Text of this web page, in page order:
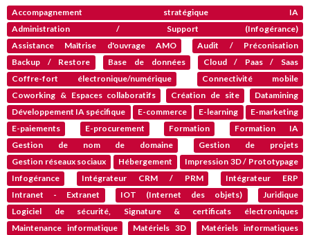
Accompagnement stratégique IA
Administration / Support (Infogérance)
Assistance Maîtrise d'ouvrage AMO
Audit / Préconisation
Backup / Restore
Base de données
Cloud / Paas / Saas
Coffre-fort électronique/numérique
Connectivité mobile
Coworking & Espaces collaboratifs
Création de site
Datamining
Développement IA spécifique
E-commerce E-learning
E-marketing
E-paiements
E-procurement Formation
Formation IA
Gestion de nom de domaine
Gestion de projets
Gestion réseaux sociaux
Hébergement
Impression 3D / Prototypage
Infogérance
Intégrateur CRM / PRM
Intégrateur ERP
Intranet - Extranet
IOT (Internet des objets)
Juridique
Logiciel de sécurité, Signature & certificats électroniques
Maintenance informatique
Matériels 3D
Matériels informatiques